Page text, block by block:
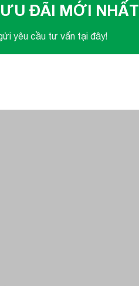
ĐÃI MỚI NHẤT
yêu cầu tư vấn tại đây!